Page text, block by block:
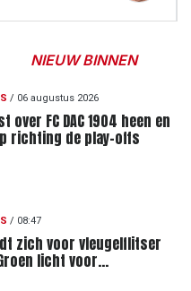
NIEUW BINNEN
/ 06 augustus 2026
over FC DAC 1904 heen en
richting de play-offs
/ 08:47
zich voor vleugelflitser
licht voor